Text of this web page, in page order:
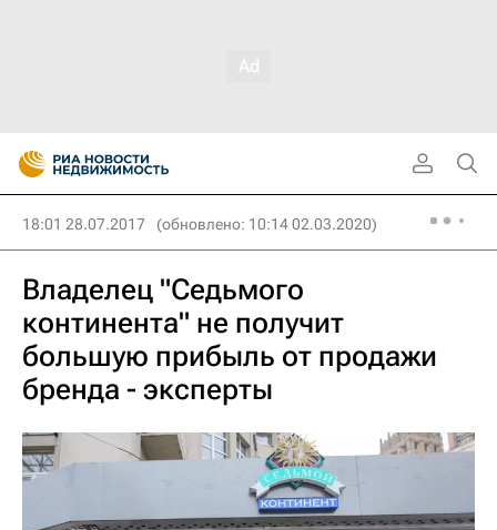
18:01 28.07.2017 (обновлено: 10:14 02.03.2020)
Владелец "Седьмого
континента" не получит
большую прибыль от продажи
бренда - эксперты